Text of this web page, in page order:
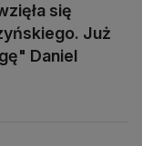
się
Już
Daniel